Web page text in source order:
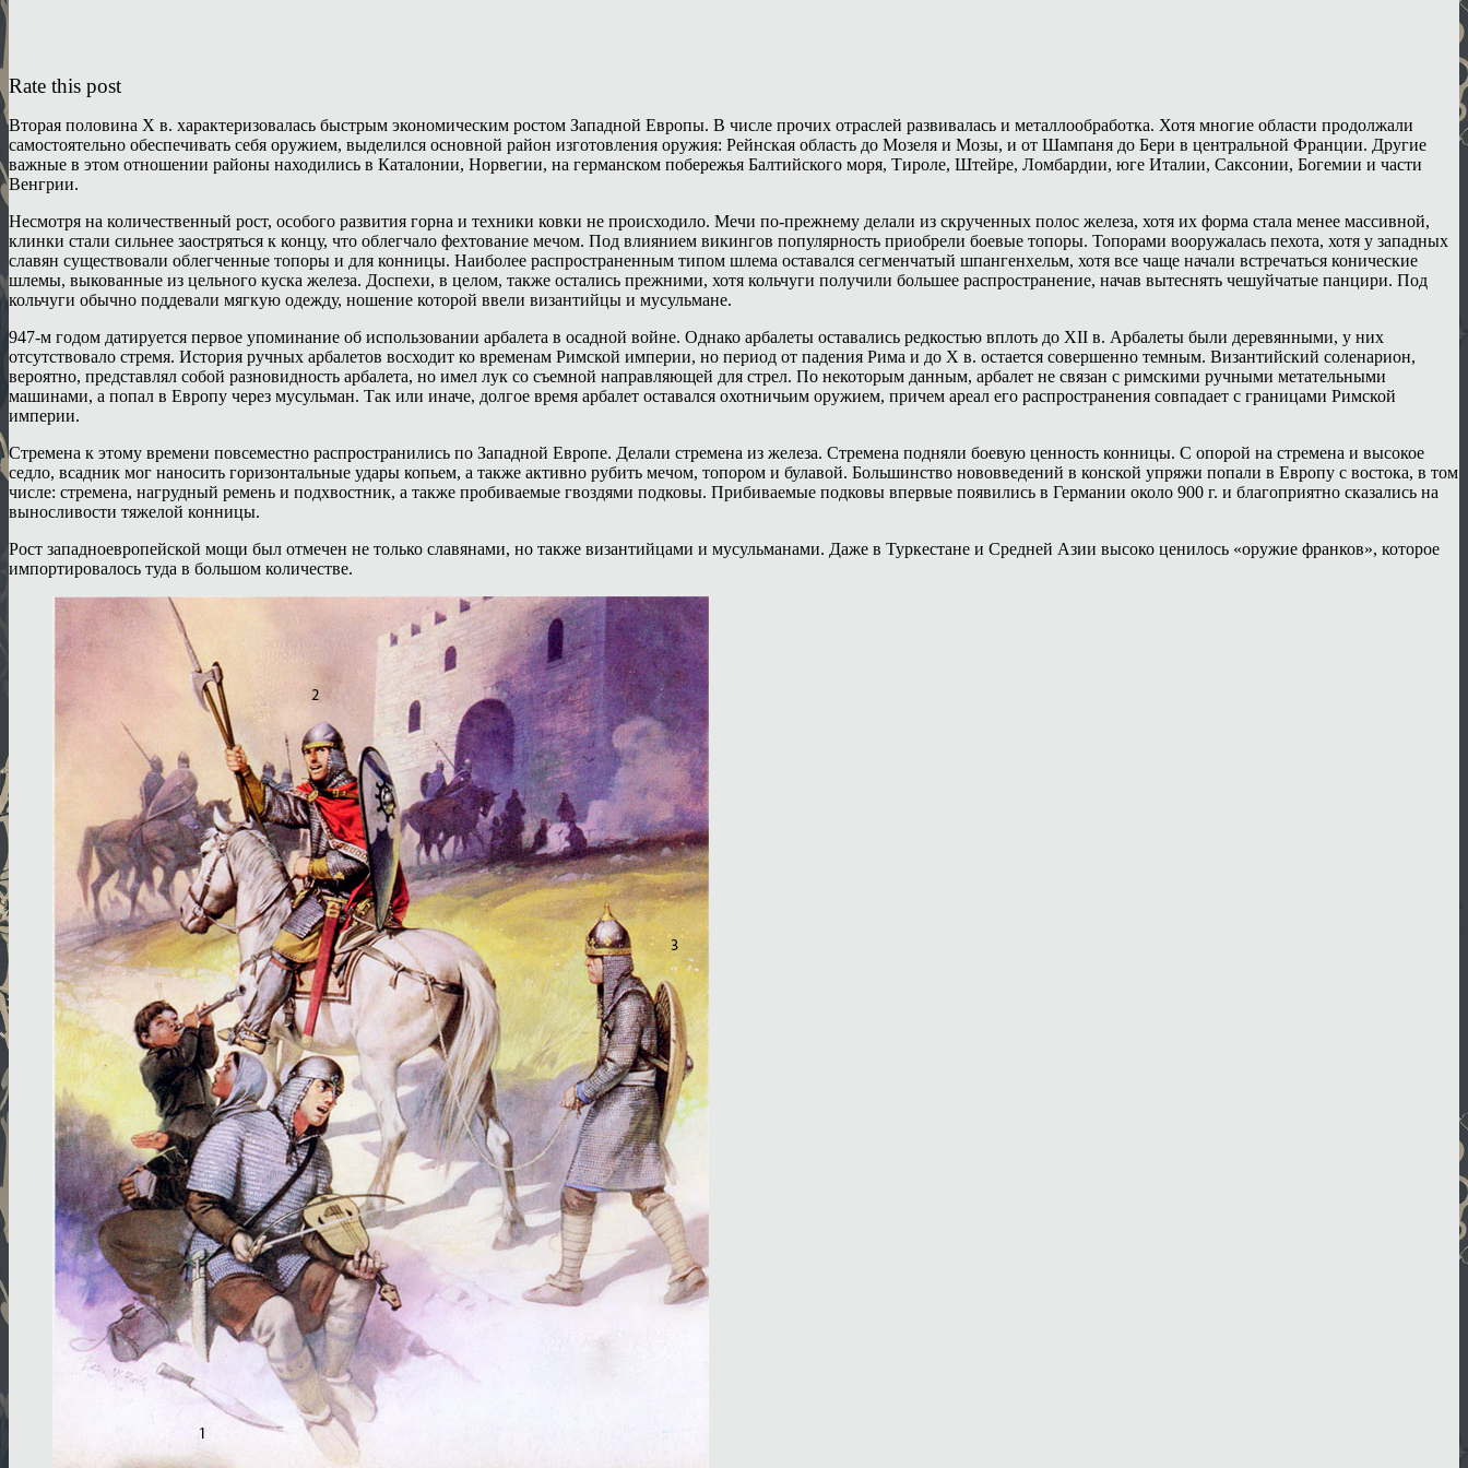
Rate this post
Вторая половина X в. характеризовалась быстрым экономическим ростом Западной Европы. В числе прочих отраслей развивалась и металлообработка. Хотя многие области продолжали
самостоятельно обеспечивать себя оружием, выделился основной район изготовления оружия: Рейнская область до Мозеля и Мозы, и от Шампаня до Бери в центральной Франции. Другие
важные в этом отношении районы находились в Каталонии, Норвегии, на германском побережья Балтийского моря, Тироле, Штейре, Ломбардии, юге Италии, Саксонии, Богемии и части
Венгрии.
Несмотря на количественный рост, особого развития горна и техники ковки не происходило. Мечи по-прежнему делали из скрученных полос железа, хотя их форма стала менее массивной,
клинки стали сильнее заостряться к концу, что облегчало фехтование мечом. Под влиянием викингов популярность приобрели боевые топоры. Топорами вооружалась пехота, хотя у западных
славян существовали облегченные топоры и для конницы. Наиболее распространенным типом шлема оставался сегменчатый шпангенхельм, хотя все чаще начали встречаться конические
шлемы, выкованные из цельного куска железа. Доспехи, в целом, также остались прежними, хотя кольчуги получили большее распространение, начав вытеснять чешуйчатые панцири. Под
кольчуги обычно поддевали мягкую одежду, ношение которой ввели византийцы и мусульмане.
947-м годом датируется первое упоминание об использовании арбалета в осадной войне. Однако арбалеты оставались редкостью вплоть до XII в. Арбалеты были деревянными, у них
отсутствовало стремя. История ручных арбалетов восходит ко временам Римской империи, но период от падения Рима и до X в. остается совершенно темным. Византийский соленарион,
вероятно, представлял собой разновидность арбалета, но имел лук со съемной направляющей для стрел. По некоторым данным, арбалет не связан с римскими ручными метательными
машинами, а попал в Европу через мусульман. Так или иначе, долгое время арбалет оставался охотничьим оружием, причем ареал его распространения совпадает с границами Римской
империи.
Стремена к этому времени повсеместно распространились по Западной Европе. Делали стремена из железа. Стремена подняли боевую ценность конницы. С опорой на стремена и высокое
седло, всадник мог наносить горизонтальные удары копьем, а также активно рубить мечом, топором и булавой. Большинство нововведений в конской упряжи попали в Европу с востока, в том
числе: стремена, нагрудный ремень и подхвостник, а также пробиваемые гвоздями подковы. Прибиваемые подковы впервые появились в Германии около 900 г. и благоприятно сказались на
выносливости тяжелой конницы.
Рост западноевропейской мощи был отмечен не только славянами, но также византийцами и мусульманами. Даже в Туркестане и Средней Азии высоко ценилось «оружие франков», которое
импортировалось туда в большом количестве.